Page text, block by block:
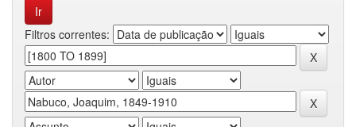
Filtros correntes: